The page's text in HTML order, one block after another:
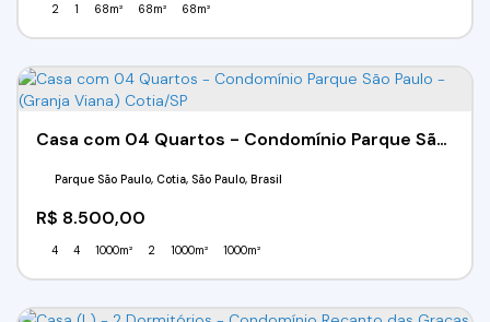
2 1 68m² 68m² 68m²
Casa com 04 Quartos - Condomínio Parque São Paulo - (Granja Viana) Cotia/SP
R$ 8.500,00
Parque São Paulo, Cotia, São Paulo, Brasil
4 4 1000m² 2 1000m² 1000m²